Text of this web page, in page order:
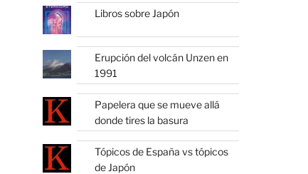
Libros sobre Japón
Erupción del volcán Unzen en
1991
Papelera que se mueve allá
donde tires la basura
Tópicos de España vs tópicos
de Japón